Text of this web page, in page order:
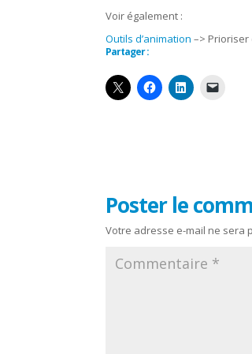
Voir également :
Outils d’animation –>
Partager :
Poster le
Votre adresse e-mail ne sera